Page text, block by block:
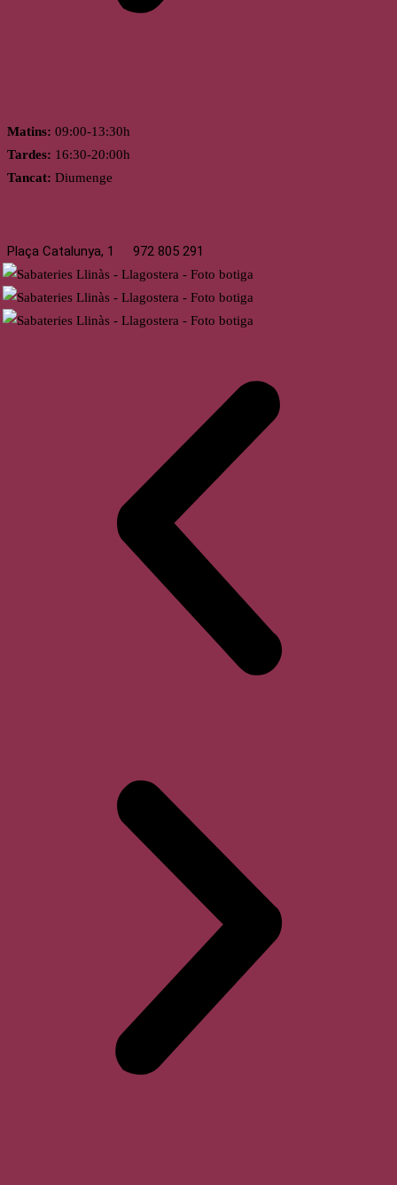
Matins: 09:00-13:30h
Tardes: 16:30-20:00h
Tancat: Diumenge
Plaça Catalunya, 1 972 805 291